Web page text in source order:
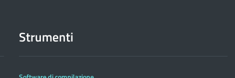
Strumenti